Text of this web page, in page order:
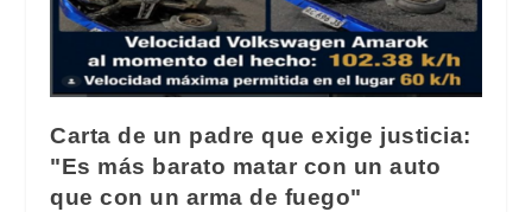
Carta de un padre que exige justicia:
"Es más barato matar con un auto
que con un arma de fuego"